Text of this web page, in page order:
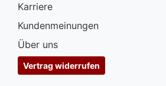
Karriere
Kundenmeinungen
Über uns
Vertrag widerrufen